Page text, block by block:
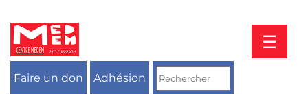
contenu
☰
Faire un don Adhésion